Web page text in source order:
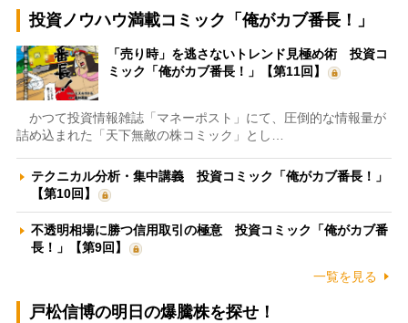
投資ノウハウ満載コミック「俺がカブ番長！」
「売り時」を逃さないトレンド見極め術 投資コ
ミック「俺がカブ番長！」【第11回】
かつて投資情報雑誌「マネーポスト」にて、圧倒的な情報量が
詰め込まれた「天下無敵の株コミック」とし…
テクニカル分析・集中講義 投資コミック「俺がカブ番長！」
【第10回】
不透明相場に勝つ信用取引の極意 投資コミック「俺がカブ番
長！」【第9回】
一覧を見る
戸松信博の明日の爆騰株を探せ！